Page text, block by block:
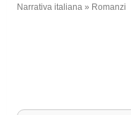
Narrativa italiana » Romanzi